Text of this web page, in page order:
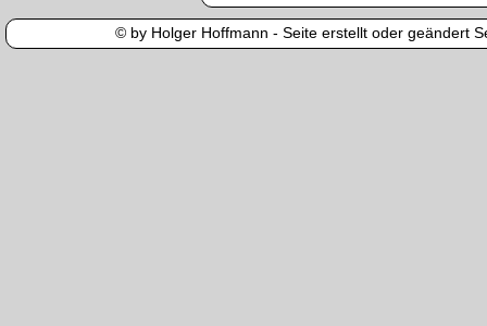
© by Holger Hoffmann - Seite erstellt oder geändert